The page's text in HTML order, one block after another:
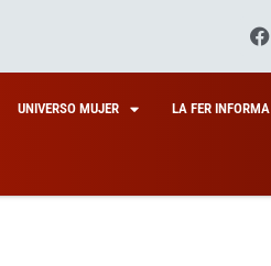
UNIVERSO MUJER LA FER INFORMA